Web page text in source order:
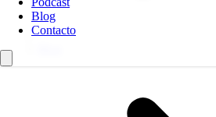
Blog
Contacto